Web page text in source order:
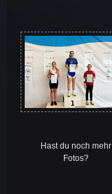
Hast du noch mehr
Fotos?